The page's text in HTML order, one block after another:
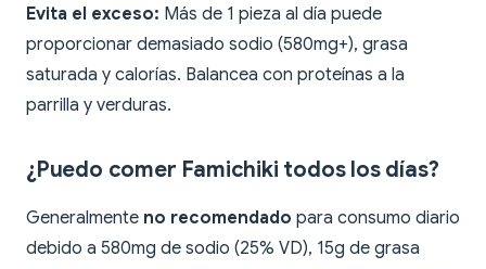
Evita el exceso: Más de 1 pieza al día puede
proporcionar demasiado sodio (580mg+), grasa
saturada y calorías. Balancea con proteínas a la
parrilla y verduras.
¿Puedo comer Famichiki todos los días?
Generalmente no recomendado para consumo diario
debido a 580mg de sodio (25% VD), 15g de grasa